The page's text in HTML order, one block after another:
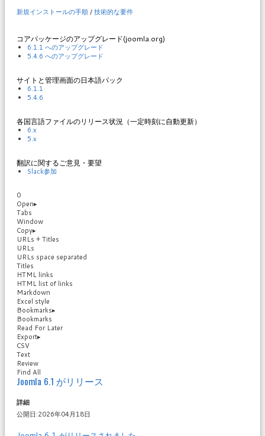
新規インストールの手順/技術的な要件
コアパッケージのアップグレード(joomla.org)
6.1.1 へのアップグレード
5.4.6 へのアップグレード
サイトと管理画面の日本語パック
6.1.1
5.4.6
各国言語ファイルのリリース状況（一定時刻に自動更新）
6.x
5.x
翻訳に関するご意見・要望
Slack参加
0
Open▸
Tabs
Window
Copy▸
URLs + Titles
URLs
URLs space separated
Titles
HTML links
HTML list of links
Markdown
Excel style
Bookmarks▸
Bookmarks
Read For Later
Export▸
CSV
Text
Review
Find All
Joomla 6.1 がリリース
詳細
公開日:2026年04月18日